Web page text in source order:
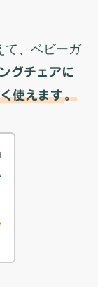
て、ベビーガ
グチェアに
使えます。